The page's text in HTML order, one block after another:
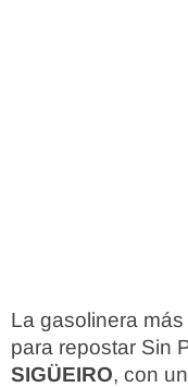
La gasolinera
para repostar Sin
SIGÜEIRO, con